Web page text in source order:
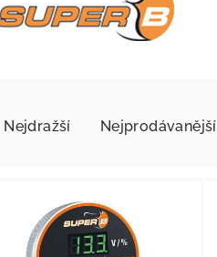
Nejdražší Nejprodávanější